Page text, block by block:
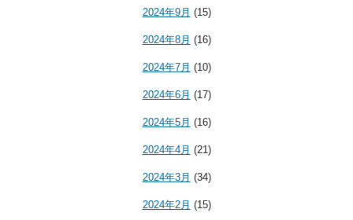
2024年9月 (15)
2024年8月 (16)
2024年7月 (10)
2024年6月 (17)
2024年5月 (16)
2024年4月 (21)
2024年3月 (34)
2024年2月 (15)